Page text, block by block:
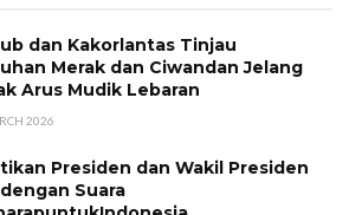
dan Kakorlantas Tinjau
Merak dan Ciwandan Jelang
Arus Mudik Lebaran
2026
Presiden dan Wakil Presiden
Suara